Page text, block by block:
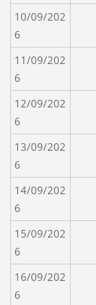
10/09/202
6
11/09/202
6
12/09/202
6
13/09/202
6
14/09/202
6
15/09/202
6
16/09/202
6